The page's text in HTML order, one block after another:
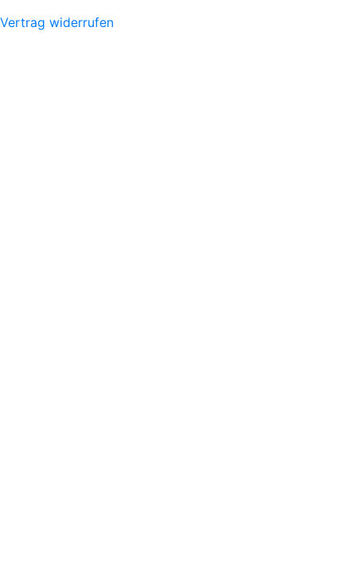
Vertrag widerrufen